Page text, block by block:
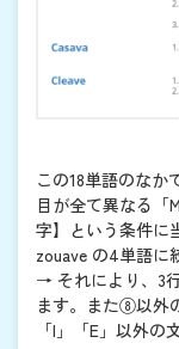
この18単語のなか
目が全て異なる「
字】という条件に
zouave の4単語に
→ それにより、3
ます。また⑧以外
「I」「E」以外の